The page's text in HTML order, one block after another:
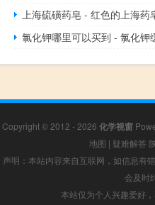
上海硫磺药皂 - 红色的上海药
氯化钾哪里可以买到 - 氯化钾
Copyright © 2012 - 2026 化学视窗
地图 | 疑难解答
声明：本站内容来自互联网，如信息有
会及时
本站仅为个人兴趣爱好